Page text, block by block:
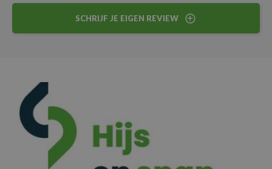
Elke sjorketting wordt geleverd met certificaat voor
gegarandeerde kwaliteit en veiligheid.
SCHRIJF JE EIGEN REVIEW